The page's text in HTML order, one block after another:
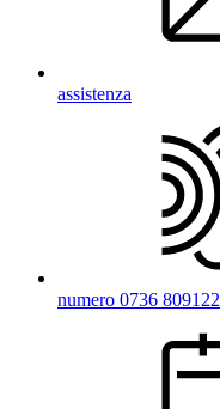
assistenza
numero 0736 809122